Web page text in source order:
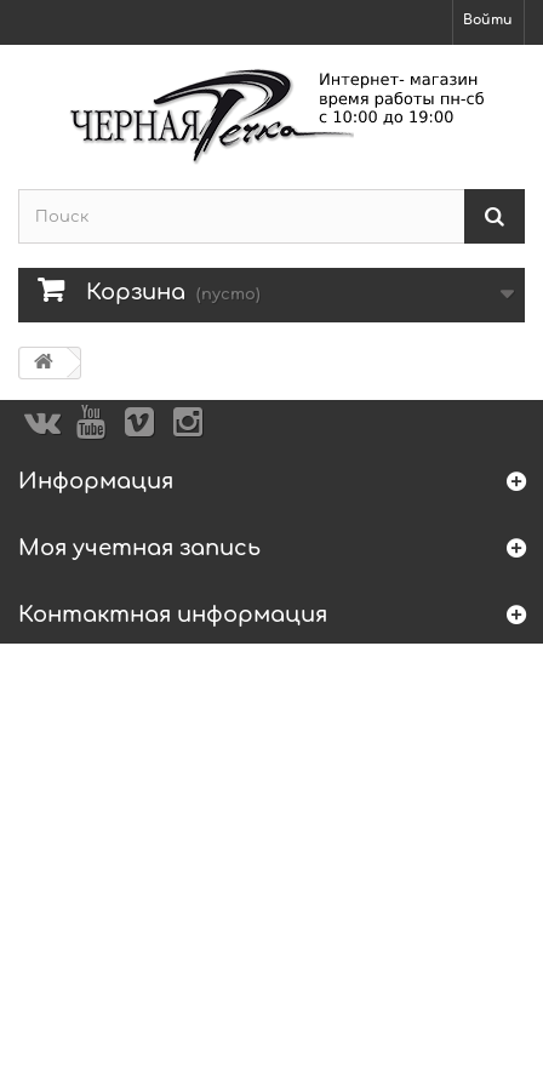
Войти
Корзина (пусто)
Информация
Моя учетная запись
Контактная информация